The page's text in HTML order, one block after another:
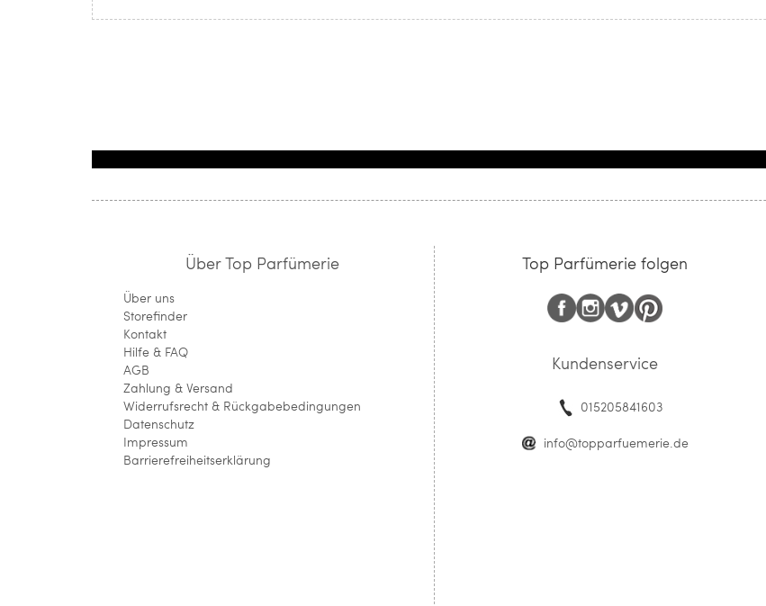
Über Top Parfümerie
Über uns
Storefinder
Kontakt
Hilfe & FAQ
AGB
Zahlung & Versand
Widerrufsrecht & Rückgabebedingungen
Datenschutz
Impressum
Barrierefreiheitserklärung
Top Parfümerie folgen
Kundenservice
015205841603
info@topparfuemerie.de